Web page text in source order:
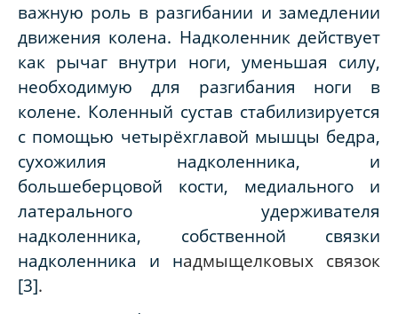
важную роль в разгибании и замедлении
движения колена. Надколенник действует
как рычаг внутри ноги, уменьшая силу,
необходимую для разгибания ноги в
колене. Коленный сустав стабилизируется
с помощью четырёхглавой мышцы бедра,
сухожилия надколенника, и
большеберцовой кости, медиального и
латерального удерживателя
надколенника, собственной связки
надколенника и надмыщелковых связок
[3].